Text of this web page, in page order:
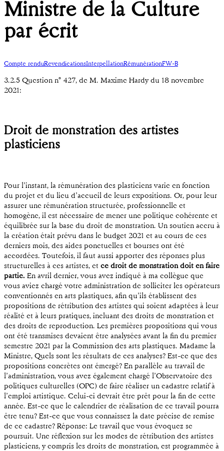
Ministre de la Culture
par écrit
Compte renduRevendicationsInterpellationRémunérationFW-B
3.2.5 Question n° 427, de M. Maxime Hardy du 18 novembre
2021:
Droit de monstration des artistes
plasticiens
Pour l’instant, la rémunération des plasticiens varie en fonction
du projet et du lieu d’accueil de leurs expositions. Or, pour leur
assurer une rémunération structurée, professionnelle et
homogène, il est nécessaire de mener une politique cohérente et
équilibrée sur la base du droit de monstration. Un soutien accru à
la création était prévu dans le budget 2021 et au cours de ces
derniers mois, des aides ponctuelles et bourses ont été
accordées. Toutefois, il faut aussi apporter des réponses plus
structurelles à ces artistes, et ce droit de monstration doit en faire
partie. En avril dernier, vous avez indiqué à ma collègue que
vous aviez chargé votre administration de solliciter les opérateurs
conventionnés en arts plastiques, afin qu’ils établissent des
propositions de rétribution des artistes qui soient adaptées à leur
réalité et à leurs pratiques, incluant des droits de monstration et
des droits de reproduction. Les premières propositions qui vous
ont été transmises devaient être analysées avant la fin du premier
semestre 2021 par la Commission des arts plastiques. Madame la
Ministre, Quels sont les résultats de ces analyses? Est-ce que des
propositions concrètes ont émergé? En parallèle au travail de
l’administration, vous avez également chargé l’Observatoire des
politiques culturelles (OPC) de faire réaliser un cadastre relatif à
l’emploi artistique. Celui-ci devrait être prêt pour la fin de cette
année. Est-ce que le calendrier de réalisation de ce travail pourra
être tenu? Est-ce que vous connaissez la date précise de remise
de ce cadastre? Réponse: Le travail que vous évoquez se
poursuit. Une réflexion sur les modes de rétribution des artistes
plasticiens, y compris les droits de monstration, est programmée à